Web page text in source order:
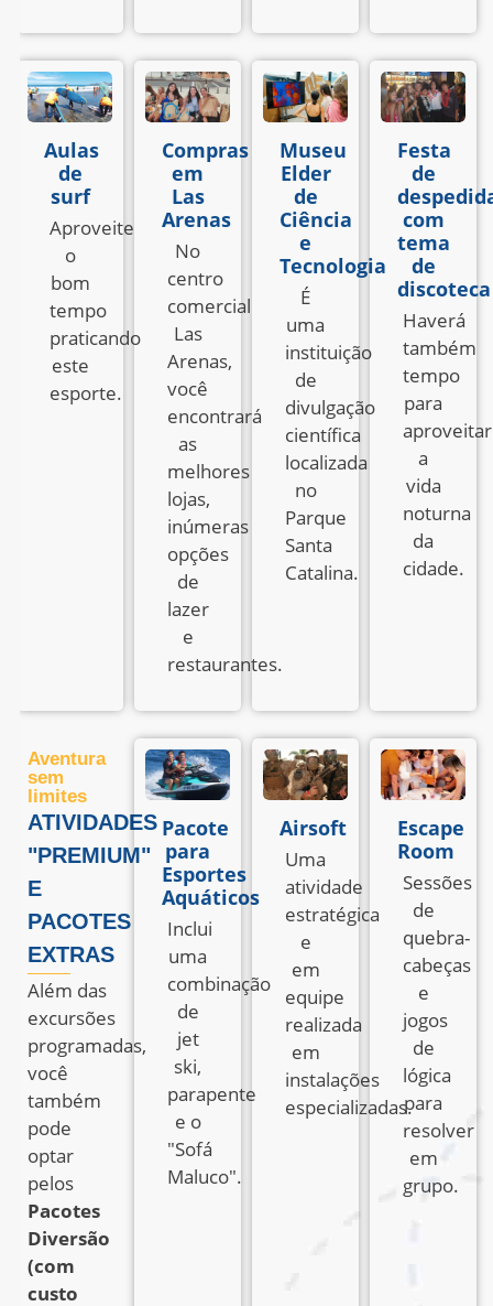
Aulas
de
surf
Aproveite
o
bom
tempo
praticando
este
esporte.
Compras
em
Las
Arenas
No
centro
comercial
Las
Arenas,
você
encontrará
as
melhores
lojas,
inúmeras
opções
de
lazer
e
restaurantes.
Museu
Elder
de
Ciência
e
Tecnologia
É
uma
instituição
de
divulgação
científica
localizada
no
Parque
Santa
Catalina.
Festa
de
com
tema
de
discoteca
Haverá
também
tempo
para
aproveitar
a
vida
noturna
da
cidade.
Aventura
sem
limites
ATIVIDADES
"PREMIUM"
E
PACOTES
EXTRAS
Além das
excursões
programadas,
você
também
pode
optar
pelos
Pacotes
Diversão
(com
custo
Pacote
para
Esportes
Aquáticos
Inclui
uma
combinação
de
jet
ski,
parapente
e o
"Sofá
Maluco".
Airsoft
Uma
atividade
estratégica
e
em
equipe
realizada
em
instalações
especializadas.
Escape
Room
Sessões
de
quebra-
cabeças
e
jogos
de
lógica
para
resolver
em
grupo.